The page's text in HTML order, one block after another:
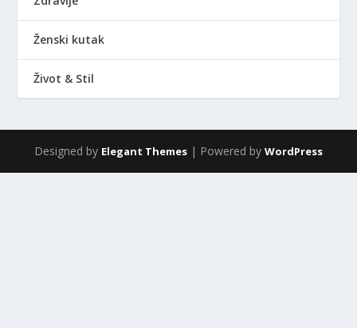
Ženski kutak
Život & Stil
Designed by Elegant Themes | Powered by WordPress